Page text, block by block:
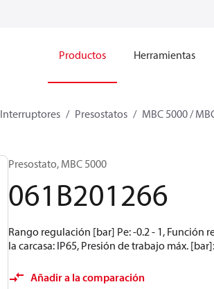
Productos Herramientas
Interruptores Presostatos MBC 5000 /
Presostato, MBC 5000
061B201266
Rango regulación [bar] Pe: -0.2 - 1, Función
la carcasa: IP65, Presión de trabajo máx.
Añadir a la comparación